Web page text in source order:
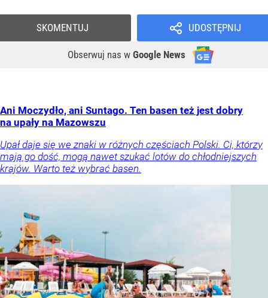
UDOSTĘPNIJ
Obserwuj nas w Google News
SKOMENTUJ
Ani Moczydło, ani Suntago. Ten basen też jest dobry
na upały na Mazowszu
Upał daje się we znaki w różnych częściach Polski. Ci, którzy
mają go dość, mogą nawet szukać lotów do chłodniejszych
krajów. Warto też wybrać basen.